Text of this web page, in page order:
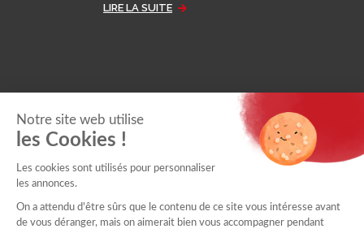
Notre site web utilise
les Cookies !
Les cookies sont utilisés pour personnaliser
les annonces.
On a attendu d'être sûrs que le contenu de ce site vous intéresse avant
de vous déranger, mais on aimerait bien vous accompagner pendant
d'accompagnement.
LIRE LA SUITE